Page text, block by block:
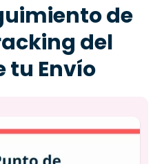
de
del
tu Envío